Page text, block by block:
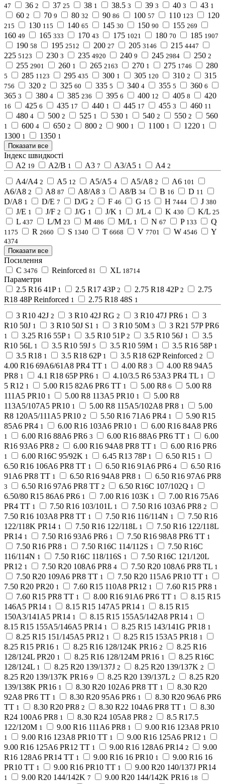
47 36 2 37 25 38 1 38.5 3 39 3 40 3 43 1
60 2 70 9 80 32 90 86 100 57 110 123 120
215 130 115 140 65 145 30 150 90 155 269
160 49 165 333 170 43 175 1021 180 70 185 1907
190 58 195 2512 200 27 205 3146 215 4447
225 5123 230 3 235 4920 240 9 245 2984 250 2
255 2901 260 1 265 2163 270 1 275 1746 280
5 285 1123 295 435 300 1 305 120 310 2 315
756 320 2 325 60 335 5 340 4 355 5 360 6
365 3 380 4 385 236 395 6 400 12 405 8 420
16 425 6 435 17 440 1 445 17 455 3 460 11
480 4 500 2 525 1 530 1 540 2 550 2 560
1 600 4 650 2 800 2 900 1 1100 1 1220 1
1300 1 1350 1
Показати все
Індекс швидкості
A2 19 A2/B 1 A3 7 A3/A5 1 A4 2
A4/A4 2 A5 12 A5/A5 4 A5/A8 2 A6 101
A6/A8 2 A8 87 A8/A8 3 A8/B 34 B 16 D 11
D/A8 1 D/E 7 D/G 2 F 46 G 15 H 7444 J 380
J/E 1 J/F 2 J/G 1 J/K 1 J/L 4 K 430 K/L 25
L 437 L/M 23 M 486 M/L 1 N 67 P 133 Q
1175 R 2660 S 1340 T 6668 V 7701 W 4546 Y
4374
Показати все
Посилення
C 3476 Reinforced 81 XL 18714
Параметри
2.5 R16 41P 1 2.5 R17 43P 2 2.75 R18 42P 2
2.75
R18 48P Reinforced 1 2.75 R18 48S 1
3 R10 42J 2 3 R10 42J RG 2 3 R10 47J PR6 1
3
R10 50J 1 3 R10 50J S1 1 3 R10 50M 3 3 R21 57P PR6
1 3.25 R16 55P 1 3.5 R10 51P 2 3.5 R10 56J 1
3.5
R10 56L 1 3.5 R10 59J 5 3.5 R10 59M 1 3.5 R16 58P 1
3.5 R18 1 3.5 R18 62P 1 3.5 R18 62P Reinforced 2
4.00 R16 69A6/61A8 PR4 TT 1 4.00 R8 3
4.00 R8 94A5
PR8 1 4.1 R18 65P PR6 1 4.10/3.5 R6 53A3 PR4 TL 1
5 R12 1 5.00 R15 82A6 PR6 TT 1 5.00 R8 6
5.00 R8
111A5 PR10 1 5.00 R8 113A5 PR10 1
5.00 R8
113A5/107A5 PR10 1 5.00 R8 115A5/102A8 PR8 1
5.00
R8 120A5/111A5 PR10 2 5.50 R16 71A6 PR4 1
5.90 R15
85A6 PR4 1 6.00 R16 103A6 PR10 1 6.00 R16 84A8 PR6
1 6.00 R16 88A6 PR6 3 6.00 R16 88A6 PR6 TT 1
6.00
R16 93A6 PR8 2 6.00 R16 94A8 PR8 TT 1 6.00 R16 PR6
1 6.00 R16C 95/92K 1 6.45 R13 78P 1 6.50 R15 1
6.50 R16 106A6 PR8 TT 1 6.50 R16 91A6 PR6 4
6.50 R16
91A6 PR8 TT 1 6.50 R16 94A8 PR8 1 6.50 R16 97A6 PR8
3 6.50 R16 97A6 PR8 TT 2 6.50 R16C 107/102Q 1
6.50/80 R15 86A6 PR6 1 7.00 R16 103K 1
7.00 R16 75A6
PR4 TT 1 7.50 R16 103/101L 1 7.50 R16 103A6 PR8 2
7.50 R16 103A8 PR8 TT 1 7.50 R16 116/114N 1
7.50 R16
122/118K PR14 1 7.50 R16 122/118L 1
7.50 R16 122/118L
PR14 1 7.50 R16 93A6 PR6 1 7.50 R16 98A8 PR6 TT 1
7.50 R16 PR8 1 7.50 R16C 114/112S 1
7.50 R16C
116/114N 1 7.50 R16C 118/116S 1
7.50 R16C 121/120L
PR12 1 7.50 R20 108A6 PR8 4 7.50 R20 108A6 PR8 TL 1
7.50 R20 109A6 PR8 TT 1 7.50 R20 115A6 PR10 TT 1
7.50 R20 PR20 1 7.60 R15 110A8 PR12 1 7.60 R15 PR8 1
7.60 R15 PR8 TT 1 8.00 R16 91A6 PR6 TT 1
8.15 R15
146A5 PR14 1 8.15 R15 147A5 PR14 1
8.15 R15
150A3/141A5 PR14 1 8.15 R15 155A5/142A8 PR14 1
8.15 R15 155A5/146A5 PR14 1 8.25 R15 143/141G PR18 1
8.25 R15 151/145A5 PR12 1 8.25 R15 153A5 PR18 1
8.25 R15 PR16 1 8.25 R16 128/124K PR16 2
8.25 R16
128/124L PR20 1 8.25 R16 128/124M PR16 1
8.25 R16C
128/124L 1 8.25 R20 139/137J 2 8.25 R20 139/137K 2
8.25 R20 139/137K PR16 9 8.25 R20 139/137L 2
8.25 R20
139/138K PR16 1 8.30 R20 102A6 PR8 TT 1
8.30 R20
92A8 PR6 TT 1 8.30 R20 95A6 PR6 1
8.30 R20 96A6 PR6
TT 1 8.30 R20 PR8 2 8.30 R22 104A6 PR8 TT 1
8.30
R24 100A6 PR8 1 8.30 R24 105A8 PR8 2
8.5 R17.5
122/120M 1 9.00 R16 111A6 PR8 1 9.00 R16 123A8 PR10
1 9.00 R16 123A8 PR10 TT 1 9.00 R16 125A6 PR12 1
9.00 R16 125A6 PR12 TT 1 9.00 R16 128A6 PR14 2
9.00
R16 128A6 PR14 TT 1 9.00 R16 16 PR10 1
9.00 R16 16
PR10 TT 1 9.00 R16 PR10 TT 1 9.00 R20 140/137J PR14
1 9.00 R20 144/142K 7 9.00 R20 144/142K PR16 18